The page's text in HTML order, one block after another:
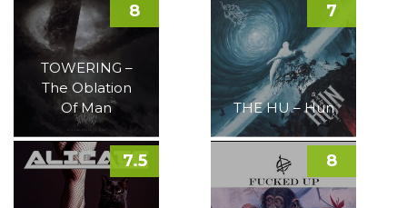
TOWERING –
The Oblation
Of Man
8
THE HU – Hun
7
7.5 8